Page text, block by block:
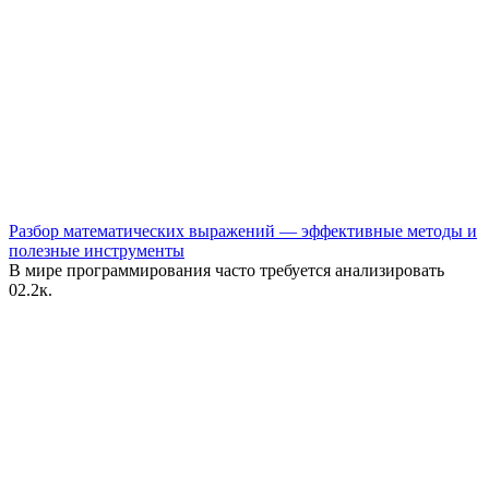
Разбор математических выражений — эффективные методы и
полезные инструменты
В мире программирования часто требуется анализировать
02.2к.